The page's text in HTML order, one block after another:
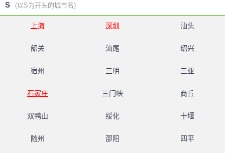
S (以S为开头的城市名)
上海 深圳 汕头
韶关 汕尾 绍兴
宿州 三明 三亚
石家庄 三门峡 商丘
双鸭山 绥化 十堰
随州 邵阳 四平